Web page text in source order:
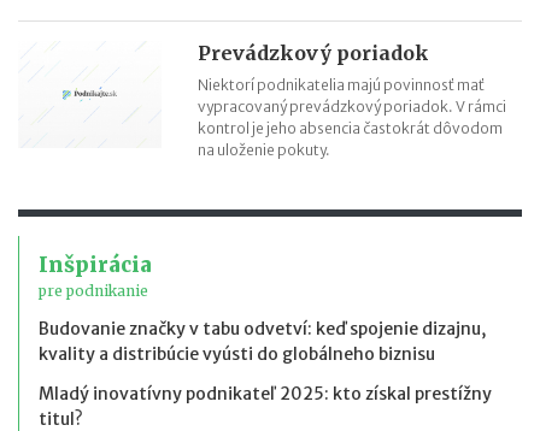
Prevádzkový poriadok
Niektorí podnikatelia majú povinnosť mať
vypracovaný prevádzkový poriadok. V rámci
kontrol je jeho absencia častokrát dôvodom
na uloženie pokuty.
Inšpirácia
pre podnikanie
Budovanie značky v tabu odvetví: keď spojenie dizajnu,
kvality a distribúcie vyústi do globálneho biznisu
Mladý inovatívny podnikateľ 2025: kto získal prestížny
titul?